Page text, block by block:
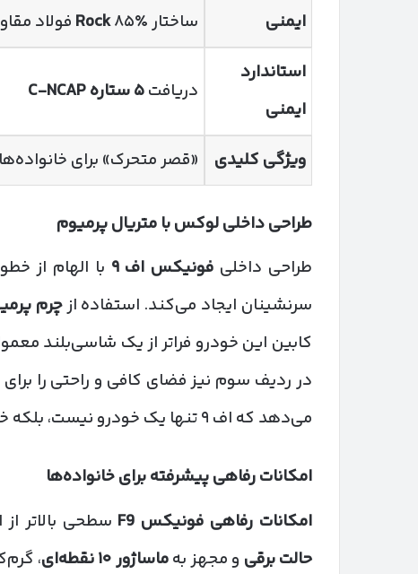
ایمنی
ساختار Rock۸۵٪ فولاد مقاوم + ۲۱٪ حرارت‌دیده +
استاندارد
ایمنی
دریافت۵ستارهC-NCAP
ویژگی کلیدی «قصر متحرک» برای
طراحی داخلی لوکس با متریال پرمیوم
طراحی داخلی فونیکس اف۹ با الهام از
سرنشینان ایجاد می‌کند. استفاده ازچرم
کابین این خودرو فراتر از یک شاسی‌بلند
در ردیف سوم نیز فضای کافی و راحتی را
می‌دهد که اف ۹ تنها یک خودرو نیست، بلکه خانه‌ای لوکس برای خانواده است.
امکانات رفاهی پیشرفته برای خانواده‌ها
امکانات رفاهی فونیکس
سطحی بالاتر از
حالت برقی و مجهز بهماساژور۱۰نقطه‌ای،